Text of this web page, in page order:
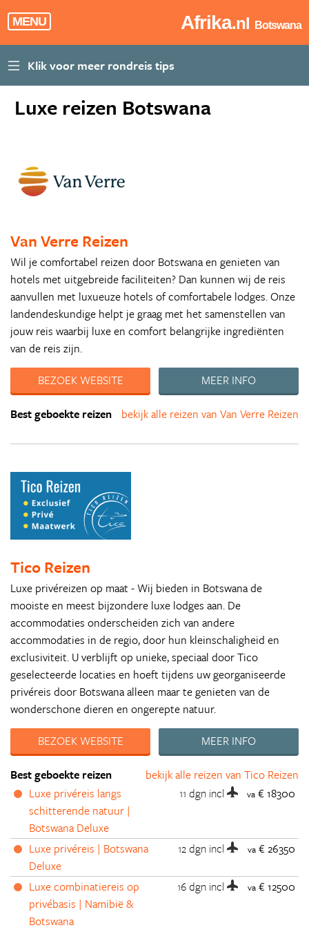
MENU Afrika.nl Botswana
Luxe reizen Botswana
Van Verre Reizen
Wil je comfortabel reizen door Botswana en genieten van
hotels met uitgebreide faciliteiten? Dan kunnen wij de reis
aanvullen met luxueuze hotels of comfortabele lodges. Onze
landendeskundige helpt je graag met het samenstellen van
jouw reis waarbij luxe en comfort belangrijke ingrediënten
van de reis zijn.
BEZOEK WEBSITE
MEER INFO
bekijk alle reizen van Van Verre Reizen
Best geboekte reizen
Tico Reizen
Luxe privéreizen op maat - Wij bieden in Botswana de
mooiste en meest bijzondere luxe lodges aan. De
accommodaties onderscheiden zich van andere
accommodaties in de regio, door hun kleinschaligheid en
exclusiviteit. U verblijft op unieke, speciaal door Tico
geselecteerde locaties en hoeft tijdens uw georganiseerde
privéreis door Botswana alleen maar te genieten van de
wonderschone dieren en ongerepte natuur.
BEZOEK WEBSITE
MEER INFO
bekijk alle reizen van Tico Reizen
Best geboekte reizen
Luxe privéreis langs
schitterende natuur |
Botswana Deluxe
11 dgn incl va € 18300
Luxe privéreis | Botswana
Deluxe
12 dgn incl va € 26350
Luxe combinatiereis op
privébasis | Namibië &
Botswana
16 dgn incl va € 12500